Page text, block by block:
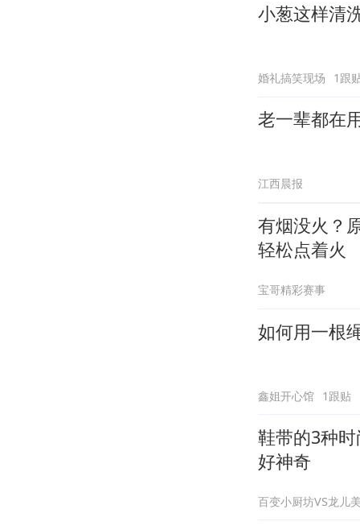
小葱这样清
婚礼搞笑现场 1跟
老一辈都在
江西晨报
有烟没火？
轻松点着火
宝哥精彩赛事
如何用一根
鑫姐开心馆 1跟贴
鞋带的3种
好神奇
百变小厨坊VS龙儿